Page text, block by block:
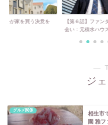
子が家を買う決意を
【第６話】ファン
会い：元積水ハウ
―
ジ
グルメ関係
相生市
園 雅フ